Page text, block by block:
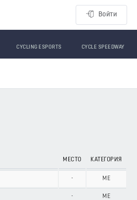
Войти
CYCLING ESPORTS CYCLE SPEEDWAY
МЕСТО КАТЕГОРИЯ
- ME
- ME